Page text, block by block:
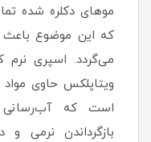
موهای دکلره شده
که این موضوع باعث
می‌گردد. اسپری نرم
ویتاپلکس حاوی
است که آب‌رسانی
بازگرداندن نرمی